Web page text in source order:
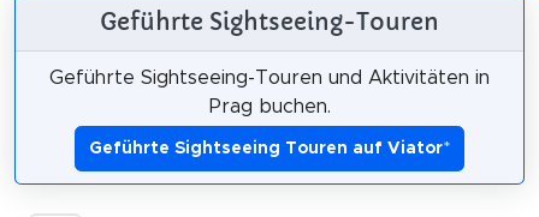
Geführte Sightseeing-Touren
Geführte Sightseeing-Touren und Aktivitäten in
Prag buchen.
Geführte Sightseeing Touren auf Viator*